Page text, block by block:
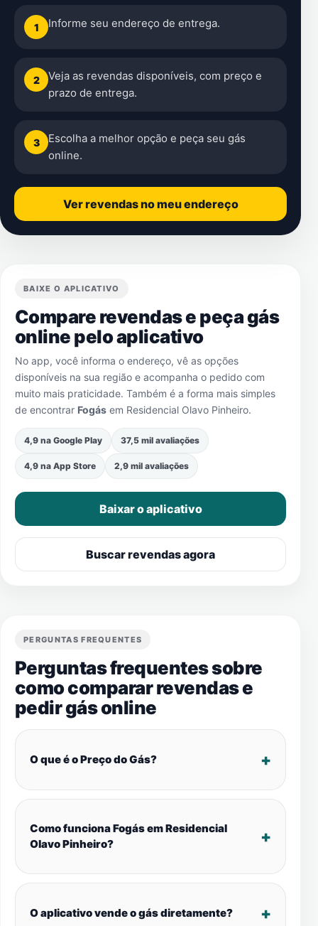
1 Informe seu endereço de entrega.
2
Veja as revendas disponíveis, com preço e
prazo de entrega.
3
Escolha a melhor opção e peça seu gás
online.
Ver revendas no meu endereço
BAIXE O APLICATIVO
Compare revendas e peça gás
online pelo aplicativo
No app, você informa o endereço, vê as opções
disponíveis na sua região e acompanha o pedido com
muito mais praticidade. Também é a forma mais simples
de encontrar Fogás em Residencial Olavo Pinheiro.
4,9 na Google Play 37,5 mil avaliações
4,9 na App Store 2,9 mil avaliações
Baixar o aplicativo
Buscar revendas agora
PERGUNTAS FREQUENTES
Perguntas frequentes sobre
como comparar revendas e
pedir gás online
O que é o Preço do Gás?
Como funciona Fogás em Residencial
Olavo Pinheiro?
O aplicativo vende o gás diretamente?